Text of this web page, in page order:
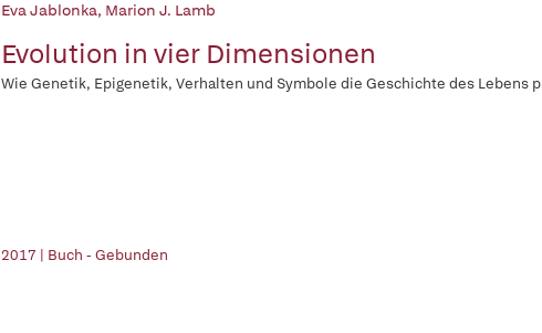
Eva Jablonka, Marion J. Lamb
Evolution in vier Dimensionen
Wie Genetik, Epigenetik, Verhalten und Symbole die Geschichte des Lebens
2017 | Buch - Gebunden